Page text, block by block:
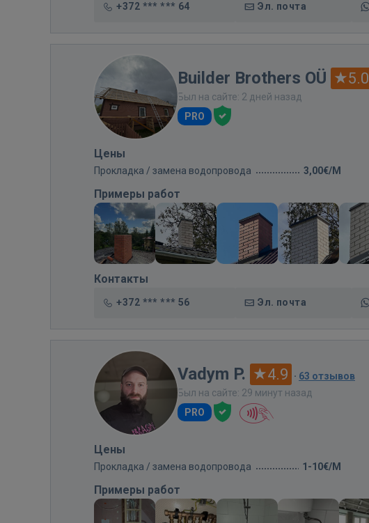
+372 *** *** 64 Эл. почта
Builder Brothers OÜ 5.0
Был на сайте: 2 дней назад
PRO
Цены
Прокладка / замена водопровода 3,00€/M
Примеры работ
Контакты
+372 *** *** 56 Эл. почта
Vadym P. 4.9 · 63 отзывов
Был на сайте: 29 минут назад
PRO
Цены
Прокладка / замена водопровода 1-10€/M
Примеры работ